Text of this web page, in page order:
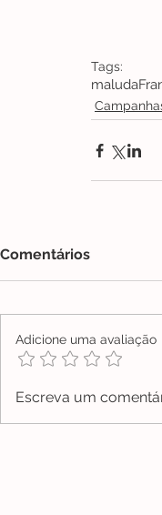
Tags:
maluda
Comentários
Adicione uma avaliação
Escreva um